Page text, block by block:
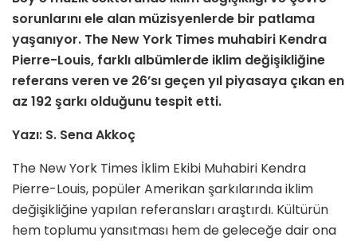
sorunlarını ele alan müzisyenlerde bir patlama
yaşanıyor. The New York Times muhabiri Kendra
Pierre-Louis, farklı albümlerde iklim değişikliğine
referans veren ve 26’sı geçen yıl piyasaya çıkan en
az 192 şarkı olduğunu tespit etti.
Yazı: S. Sena Akkoç
The New York Times İklim Ekibi Muhabiri Kendra
Pierre-Louis, popüler Amerikan şarkılarında iklim
değişikliğine yapılan referansları araştırdı. Kültürün
hem toplumu yansıtması hem de geleceğe dair ona